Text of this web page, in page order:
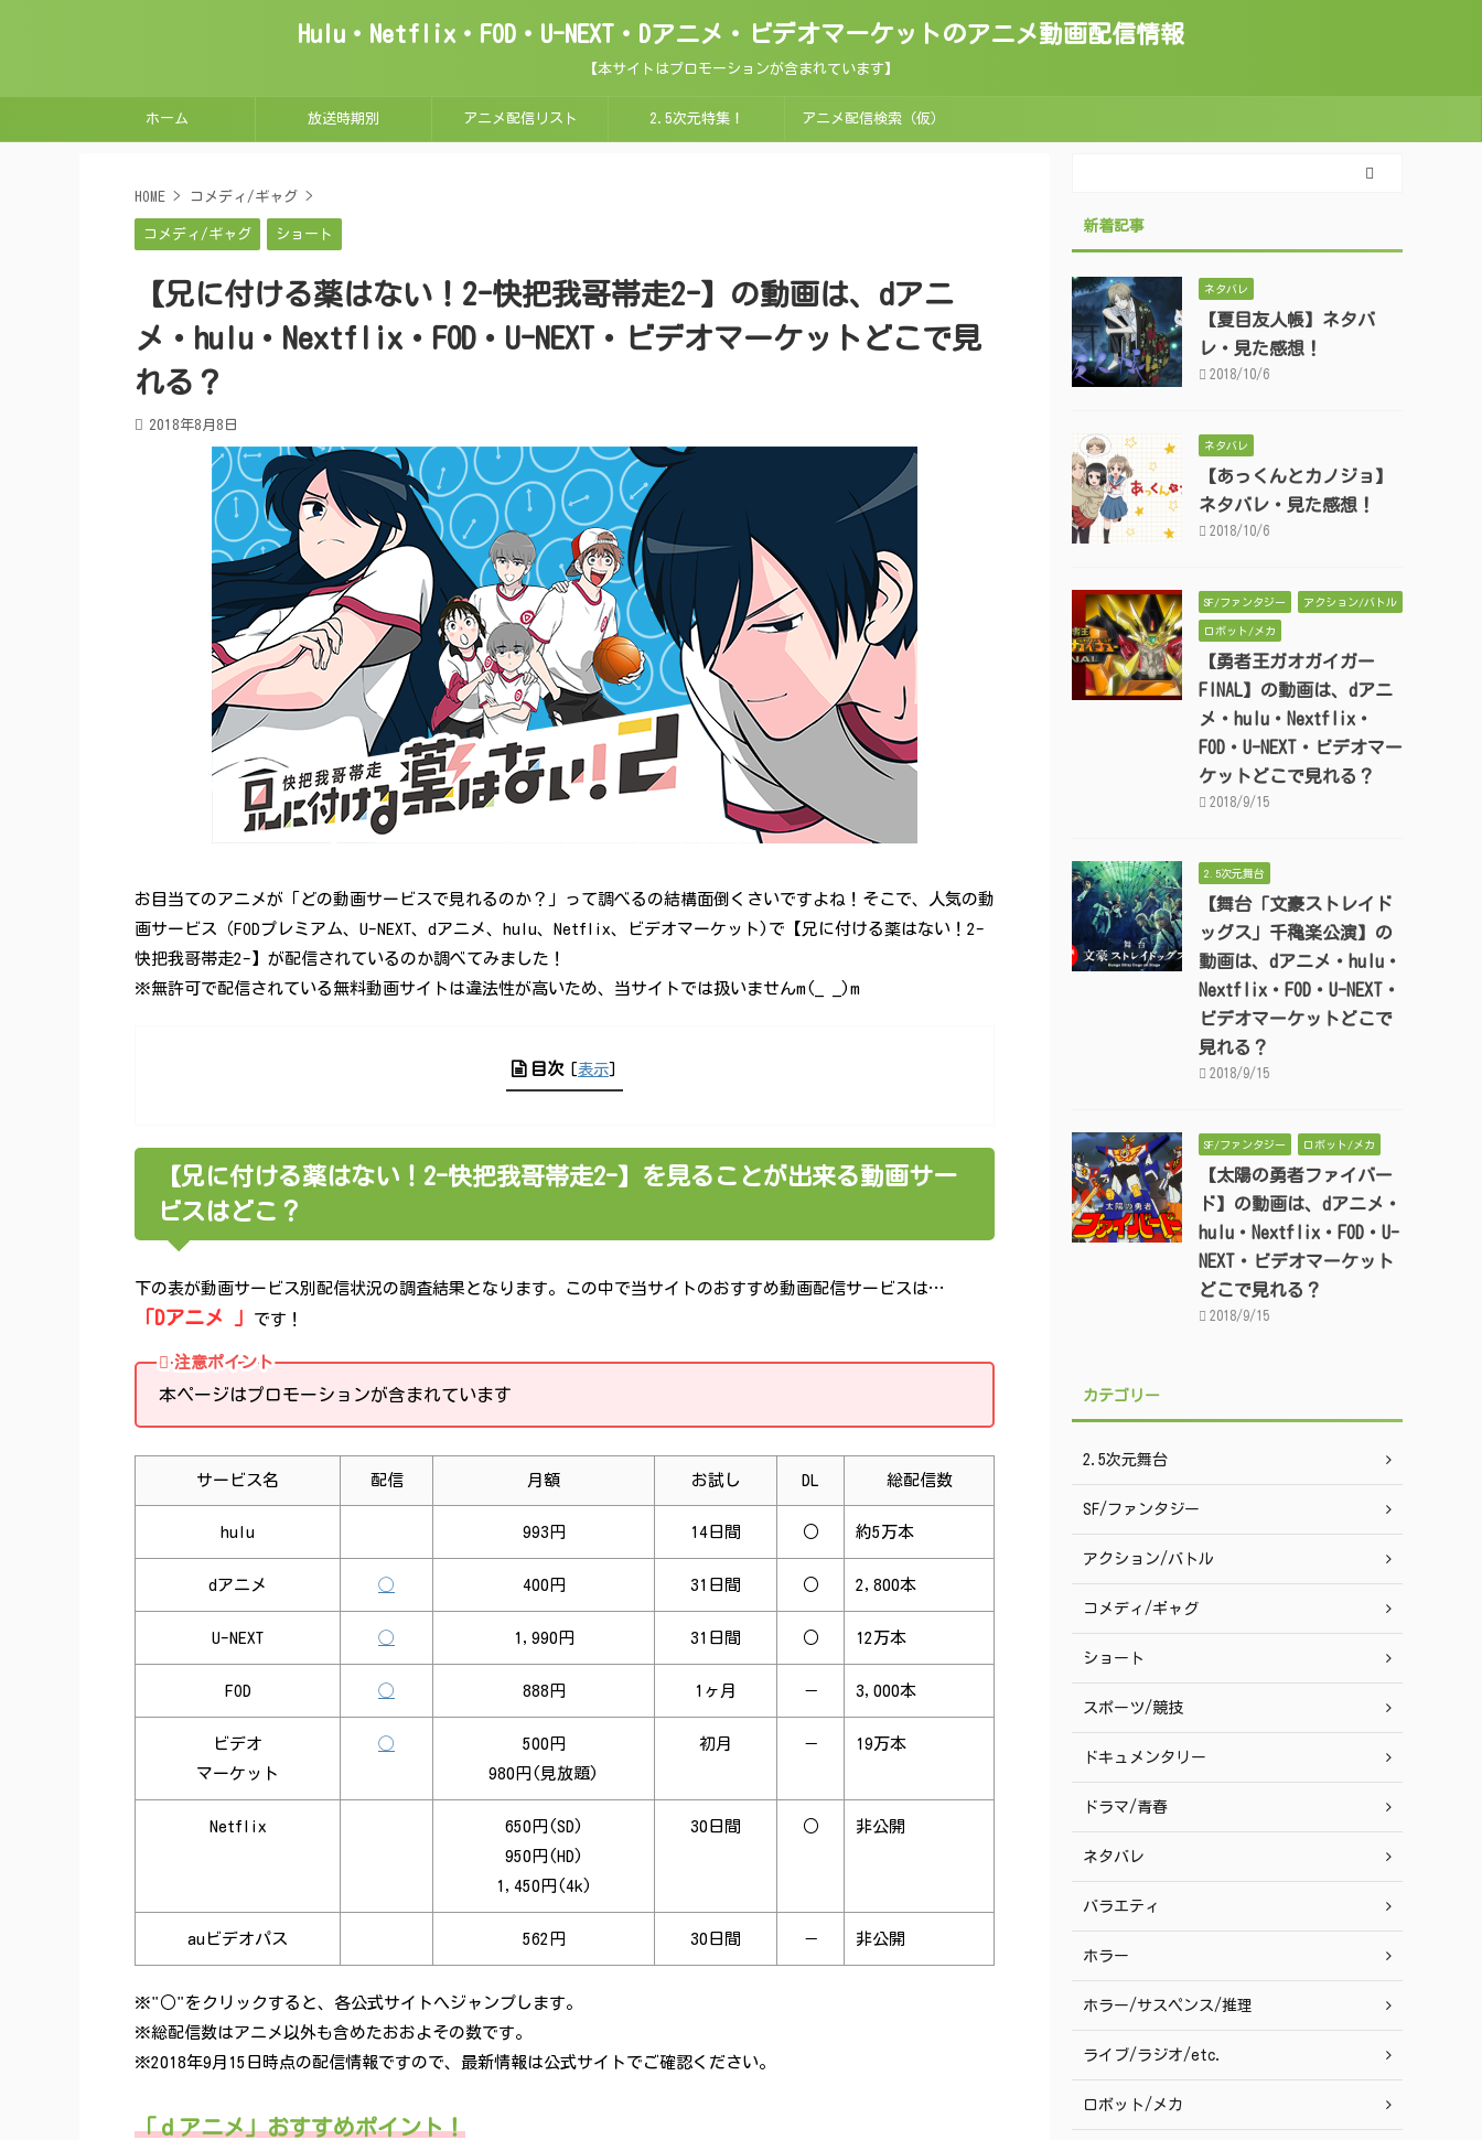
Hulu・Netflix・FOD・U-NEXT・Dアニメ・ビデオマーケットのアニメ動画配信情報
【本サイトはプロモーションが含まれています】
ホーム 放送時期別 アニメ配信リスト 2.5次元特集！ アニメ配信検索（仮）
HOME > コメディ/ギャグ >
コメディ/ギャグ ショート
【兄に付ける薬はない！2-快把我哥帯走2-】の動画は、dアニ
メ・hulu・Nextflix・FOD・U-NEXT・ビデオマーケットどこで見
れる？
2018年8月8日
お目当てのアニメが「どの動画サービスで見れるのか？」って調べるの結構面倒くさいですよね！そこで、人気の動
画サービス（FODプレミアム、U-NEXT、dアニメ、hulu、Netflix、ビデオマーケット)で【兄に付ける薬はない！2-
快把我哥帯走2-】が配信されているのか調べてみました！
※無許可で配信されている無料動画サイトは違法性が高いため、当サイトでは扱いませんm(_ _)m
目次 [表示]
【兄に付ける薬はない！2-快把我哥帯走2-】を見ることが出来る動画サー
ビスはどこ？
下の表が動画サービス別配信状況の調査結果となります。この中で当サイトのおすすめ動画配信サービスは…
「Dアニメ 」 です！
注意ポイント
本ページはプロモーションが含まれています
サービス名 配信 月額 お試し DL 総配信数
hulu 993円 14日間 ○ 約5万本
dアニメ ◯ 400円 31日間 ○ 2,800本
U-NEXT ◯ 1,990円 31日間 ○ 12万本
FOD ◯ 888円 1ヶ月 － 3,000本
ビデオ
マーケット
◯
500円
980円(見放題)
初月 － 19万本
Netflix
650円(SD)
950円(HD)
1,450円(4k)
30日間 ○ 非公開
auビデオパス 562円 30日間 － 非公開
※"○"をクリックすると、各公式サイトへジャンプします。
※総配信数はアニメ以外も含めたおおよその数です。
※2018年9月15日時点の配信情報ですので、最新情報は公式サイトでご確認ください。
「ｄアニメ」おすすめポイント！
新着記事
ネタバレ
【夏目友人帳】ネタバ
レ・見た感想！
2018/10/6
ネタバレ
【あっくんとカノジョ】
ネタバレ・見た感想！
2018/10/6
SF/ファンタジー アクション/バトル
ロボット/メカ
【勇者王ガオガイガー
FINAL】の動画は、dアニ
メ・hulu・Nextflix・
FOD・U-NEXT・ビデオマー
ケットどこで見れる？
2018/9/15
2.5次元舞台
【舞台「文豪ストレイド
ッグス」千穐楽公演】の
動画は、dアニメ・hulu・
Nextflix・FOD・U-NEXT・
ビデオマーケットどこで
見れる？
2018/9/15
SF/ファンタジー ロボット/メカ
【太陽の勇者ファイバー
ド】の動画は、dアニメ・
hulu・Nextflix・FOD・U-
NEXT・ビデオマーケット
どこで見れる？
2018/9/15
カテゴリー
2.5次元舞台
SF/ファンタジー
アクション/バトル
コメディ/ギャグ
ショート
スポーツ/競技
ドキュメンタリー
ドラマ/青春
ネタバレ
バラエティ
ホラー
ホラー/サスペンス/推理
ライブ/ラジオ/etc.
ロボット/メカ